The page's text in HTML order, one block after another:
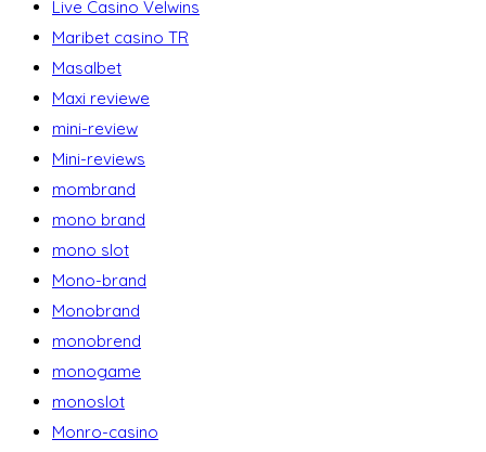
Live Casino Velwins
Maribet casino TR
Masalbet
Maxi reviewe
mini-review
Mini-reviews
mombrand
mono brand
mono slot
Mono-brand
Monobrand
monobrend
monogame
monoslot
Monro-casino